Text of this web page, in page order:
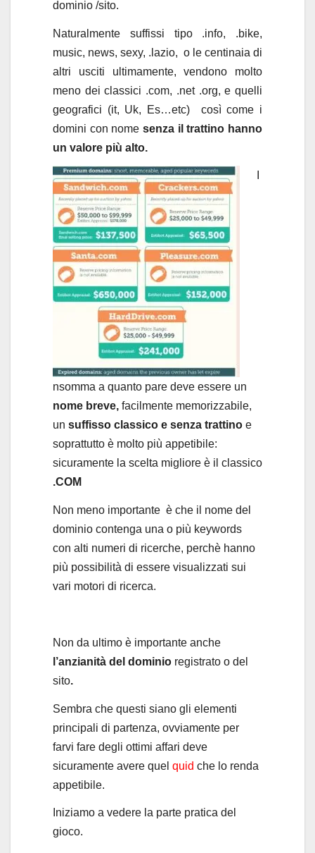
dominio /sito.
Naturalmente suffissi tipo .info, .bike,
music, news, sexy, .lazio, o le centinaia di
altri usciti ultimamente, vendono molto
meno dei classici .com, .net .org, e quelli
geografici (it, Uk, Es…etc) così come i
domini con nome senza il trattino hanno
un valore più alto.
nsomma a quanto pare deve essere un
nome breve, facilmente memorizzabile,
un suffisso classico e senza trattino e
soprattutto è molto più appetibile:
sicuramente la scelta migliore è il classico
.COM
Non meno importante è che il nome del
dominio contenga una o più keywords
con alti numeri di ricerche, perchè hanno
più possibilità di essere visualizzati sui
vari motori di ricerca.
Non da ultimo è importante anche
l’anzianità del dominio registrato o del
sito.
Sembra che questi siano gli elementi
principali di partenza, ovviamente per
farvi fare degli ottimi affari deve
sicuramente avere quel quid che lo renda
appetibile.
Iniziamo a vedere la parte pratica del
gioco.